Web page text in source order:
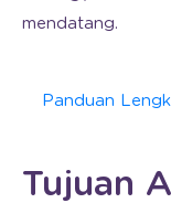
mendatang.
Panduan
Tujuan